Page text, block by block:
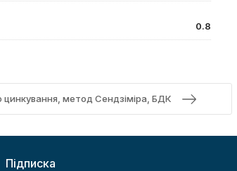
0.8
цинкування, метод Сендзіміра, БДК
Підписка